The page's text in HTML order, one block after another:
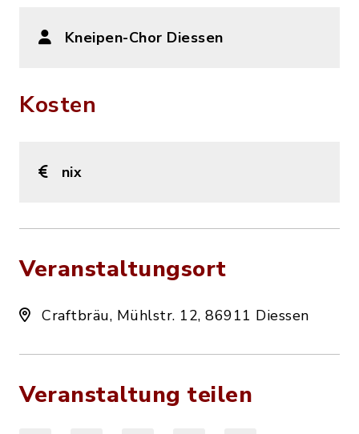
Kneipen-Chor Diessen
Kosten
nix
Veranstaltungsort
Craftbräu, Mühlstr. 12, 86911 Diessen
Veranstaltung teilen